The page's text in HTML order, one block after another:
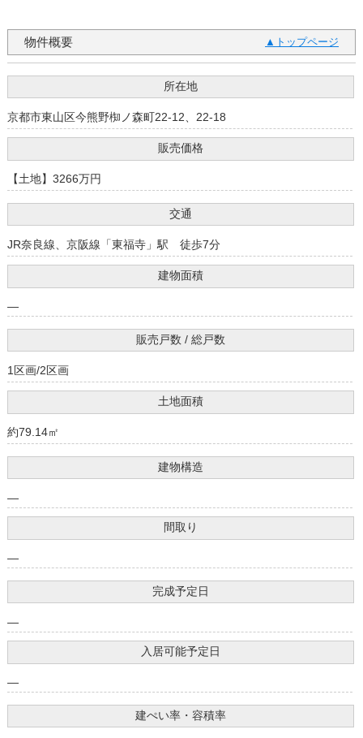
物件概要 トップページ
所在地
京都市東山区今熊野椥ノ森町22-12、22-18
販売価格
【土地】3266万円
交通
JR奈良線、京阪線「東福寺」駅 徒歩7分
建物面積
―
販売戸数 / 総戸数
1区画/2区画
土地面積
約79.14㎡
建物構造
―
間取り
―
完成予定日
―
入居可能予定日
―
建ぺい率・容積率